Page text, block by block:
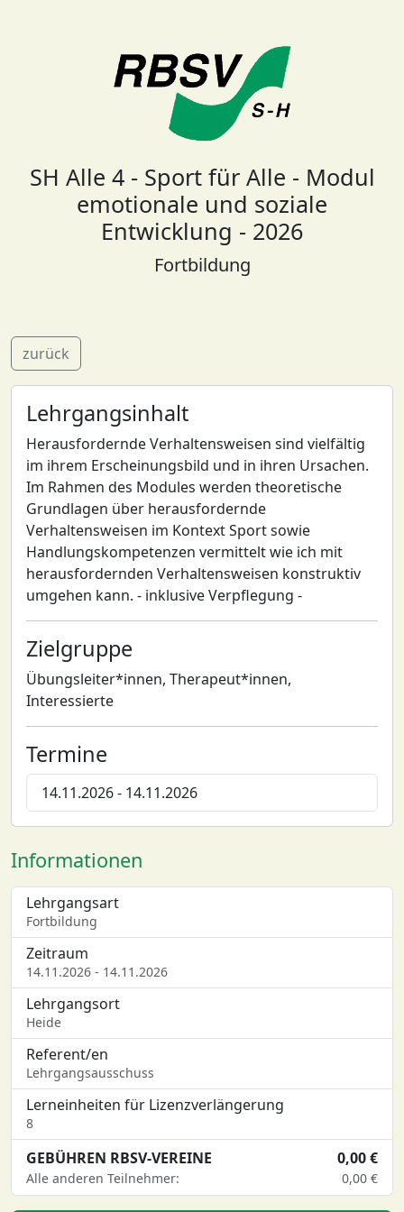
SH Alle 4 - Sport für Alle - Modul
emotionale und soziale
Entwicklung - 2026
Fortbildung
zurück
Lehrgangsinhalt
Herausfordernde Verhaltensweisen sind vielfältig
im ihrem Erscheinungsbild und in ihren Ursachen.
Im Rahmen des Modules werden theoretische
Grundlagen über herausfordernde
Verhaltensweisen im Kontext Sport sowie
Handlungskompetenzen vermittelt wie ich mit
herausfordernden Verhaltensweisen konstruktiv
umgehen kann. - inklusive Verpflegung -
Zielgruppe
Übungsleiter*innen, Therapeut*innen,
Interessierte
Termine
14.11.2026 - 14.11.2026
Informationen
Lehrgangsart
Fortbildung
Zeitraum
14.11.2026 - 14.11.2026
Lehrgangsort
Heide
Referent/en
Lehrgangsausschuss
Lerneinheiten für Lizenzverlängerung
8
GEBÜHREN RBSV-VEREINE 0,00 €
Alle anderen Teilnehmer: 0,00 €